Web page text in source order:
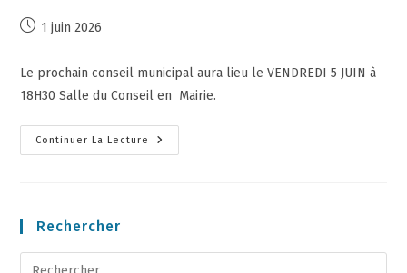
1 juin 2026
Le prochain conseil municipal aura lieu le VENDREDI 5 JUIN à
18H30 Salle du Conseil en Mairie.
Continuer La Lecture
Rechercher